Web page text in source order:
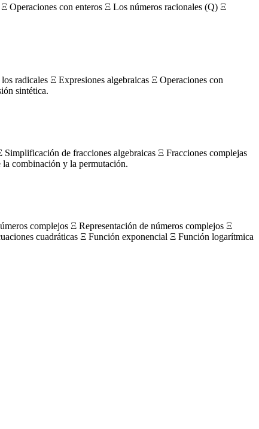
Operaciones con enteros Ξ Los números racionales (Q) Ξ
radicales Ξ Expresiones algebraicas Ξ Operaciones con
sintética.
de fracciones algebraicas Ξ Fracciones complejas
combinación y la permutación.
complejos Ξ Representación de números complejos Ξ
cuadráticas Ξ Función exponencial Ξ Función logarítmica